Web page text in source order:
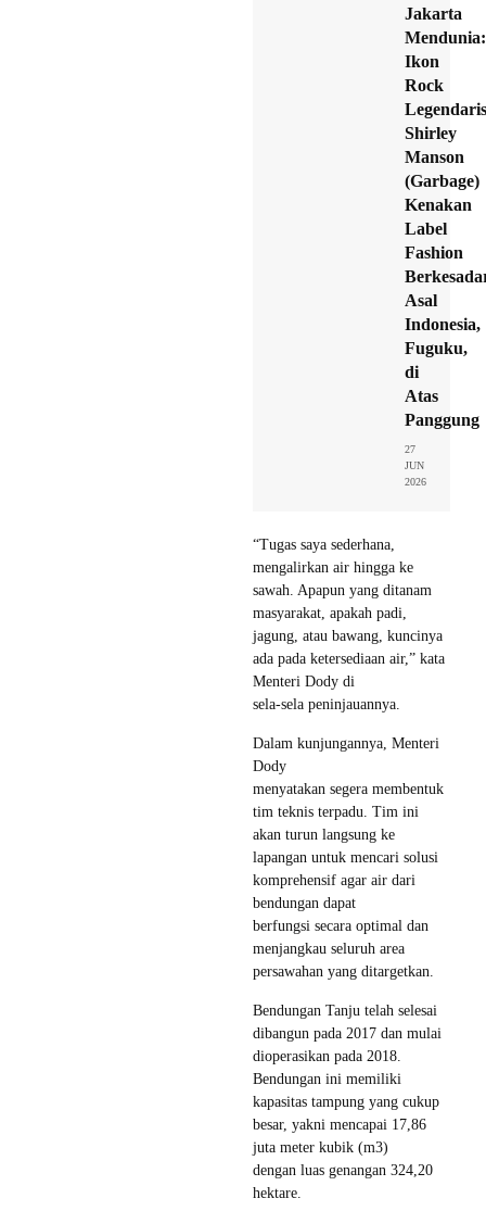
Jakarta
Mendunia:
Ikon
Rock
Legendaris
Shirley
Manson
(Garbage)
Kenakan
Label
Fashion
Asal
Indonesia,
Fuguku,
di
Atas
Panggung
27
JUN
2026
“Tugas saya sederhana,
mengalirkan air hingga ke
sawah. Apapun yang ditanam
masyarakat, apakah padi,
jagung, atau bawang, kuncinya
ada pada ketersediaan air,” kata
Menteri Dody di
sela-sela peninjauannya.
Dalam kunjungannya, Menteri
Dody
menyatakan segera membentuk
tim teknis terpadu. Tim ini
akan turun langsung ke
lapangan untuk mencari solusi
komprehensif agar air dari
bendungan dapat
berfungsi secara optimal dan
menjangkau seluruh area
persawahan yang ditargetkan.
Bendungan Tanju telah selesai
dibangun pada 2017 dan mulai
dioperasikan pada 2018.
Bendungan ini memiliki
kapasitas tampung yang cukup
besar, yakni mencapai 17,86
juta meter kubik (m3)
dengan luas genangan 324,20
hektare.